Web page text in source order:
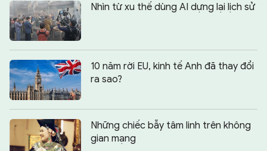
Nhìn từ xu thế dùng AI dựng lại lịch sử
10 năm rời EU, kinh tế Anh đã thay đổi
ra sao?
Những chiếc bẫy tâm linh trên không
gian mạng